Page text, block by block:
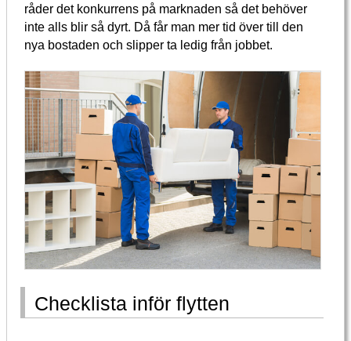
råder det konkurrens på marknaden så det behöver
inte alls blir så dyrt. Då får man mer tid över till den
nya bostaden och slipper ta ledig från jobbet.
Checklista inför flytten